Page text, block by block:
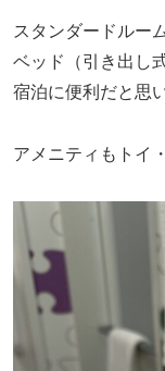
スタンダードルー
ベッド（引き出し
宿泊に便利だと思
アメニティもトイ